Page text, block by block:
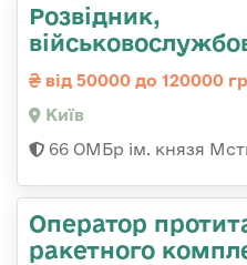
Розвідник,
від 50000 до 120000
Київ
66 ОМБр ім. князя
Оператор
ракетного